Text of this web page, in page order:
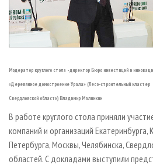
Модератор круглого стола - директор Бюро инвестиций и
«Деревянное домостроение Урала» (Лесо-строительный кластер
Свердловской области) Владимир Малинкин
В работе круглого стола приняли
компаний и организаций
Петербурга, Москвы, Челябинска,
областей. С докладами выступили